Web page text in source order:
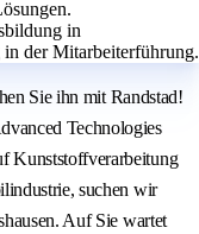
in
der Mitarbeiterführung.
Sie ihn mit Randstad!
Technologies
Kunststoffverarbeitung
suchen wir
Auf Sie wartet